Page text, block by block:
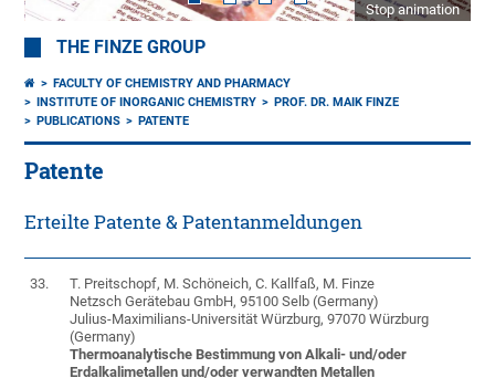
Stop animation
THE FINZE GROUP
FACULTY OF CHEMISTRY AND PHARMACY
INSTITUTE OF INORGANIC CHEMISTRY
PROF. DR. MAIK FINZE
PUBLICATIONS
PATENTE
Patente
Erteilte Patente & Patentanmeldungen
33.
T. Preitschopf, M. Schöneich, C. Kallfaß, M. Finze
Netzsch Gerätebau GmbH, 95100 Selb (Germany)
Julius-Maximilians-Universität Würzburg, 97070 Würzburg
(Germany)
Thermoanalytische Bestimmung von Alkali- und/oder
Erdalkalimetallen und/oder verwandten Metallen